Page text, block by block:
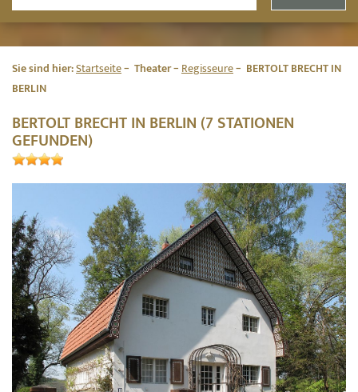
Sie sind hier:Startseite Theater Regisseure
BERTOLT BRECHT IN
BERLIN
BERTOLT BRECHT IN BERLIN (7 STATIONEN
GEFUNDEN)